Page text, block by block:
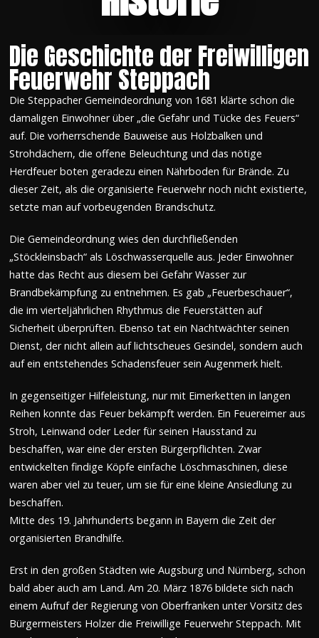
Die Geschichte der Freiwilligen
Feuerwehr Steppach
Die Steppacher Gemeindeordnung von 1681 klärte schon die
damaligen Einwohner über „die Gefahr und Tücke des Feuers“
auf. Die vorherrschende Bauweise aus Holzbalken und
Strohdächern, die offene Beleuchtung und das nötige
Herdfeuer boten geradezu einen Nährboden für Brände. Zu
dieser Zeit, als die organisierte Feuerwehr noch nicht existierte,
setzte man auf vorbeugenden Brandschutz.
Die Gemeindeordnung wies den durchfließenden
„Stöckleinsbach“ als Löschwasserquelle aus. Jeder Einwohner
hatte das Recht aus diesem bei Gefahr Wasser zur
Brandbekämpfung zu entnehmen. Es gab „Feuerbeschauer“,
die im vierteljährlichen Rhythmus die Feuerstätten auf
Sicherheit überprüften. Ebenso tat ein Nachtwächter seinen
Dienst, der nicht allein auf lichtscheues Gesindel, sondern auch
auf ein entstehendes Schadensfeuer sein Augenmerk hielt.
In gegenseitiger Hilfeleistung, nur mit Eimerketten in langen
Reihen konnte das Feuer bekämpft werden. Ein Feuereimer aus
Stroh, Leinwand oder Leder für seinen Hausstand zu
beschaffen, war eine der ersten Bürgerpflichten. Zwar
entwickelten findige Köpfe einfache Löschmaschinen, diese
waren aber viel zu teuer, um sie für eine kleine Ansiedlung zu
beschaffen.
Mitte des 19. Jahrhunderts begann in Bayern die Zeit der
organisierten Brandhilfe.
Erst in den großen Städten wie Augsburg und Nürnberg, schon
bald aber auch am Land. Am 20. März 1876 bildete sich nach
einem Aufruf der Regierung von Oberfranken unter Vorsitz des
Bürgermeisters Holzer die Freiwillige Feuerwehr Steppach. Mit